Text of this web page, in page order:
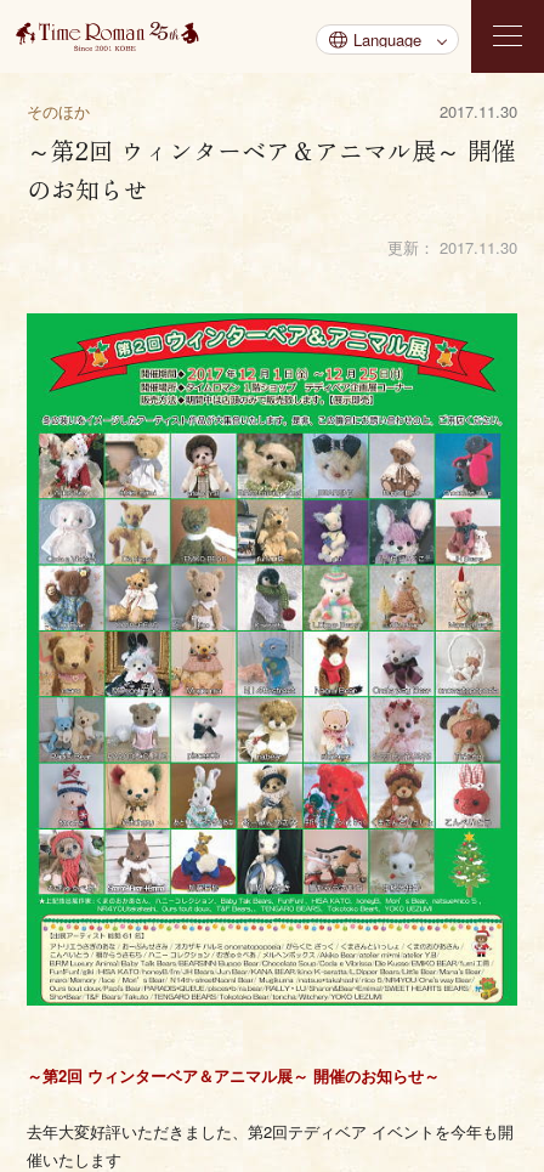
そのほか 2017.11.30
～第2回 ウィンターベア＆アニマル展～ 開催
のお知らせ
更新： 2017.11.30
～第2回 ウィンターベア＆アニマル展～ 開催のお知らせ～
去年大変好評いただきました、第2回テディベア イベントを今年も開
催いたします